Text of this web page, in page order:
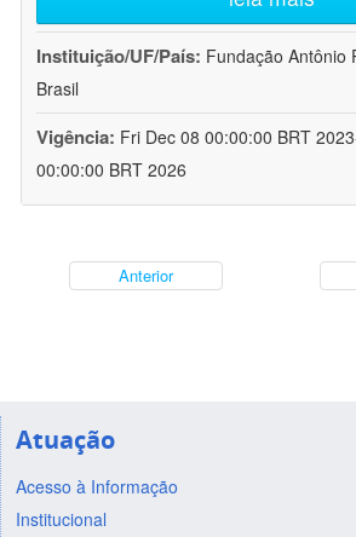
Instituição/UF/País: Fundação Antônio
Brasil
Vigência: Fri Dec 08 00:00:00 BRT
00:00:00 BRT 2026
Anterior
Atuação
Acesso à Informação
Institucional